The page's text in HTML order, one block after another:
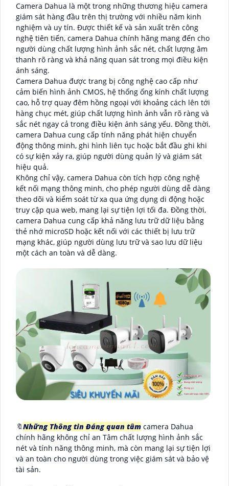
Camera Dahua là một trong những thương hiệu camera
giám sát hàng đầu trên thị trường với nhiều năm kinh
nghiệm và uy tín. Được thiết kế và sản xuất trên công
nghệ tiên tiến, camera Dahua chính hãng mang đến cho
người dùng chất lượng hình ảnh sắc nét, chất lượng âm
thanh rõ ràng và khả năng quan sát trong mọi điều kiện
ánh sáng.
Camera Dahua được trang bị công nghệ cao cấp như
cảm biến hình ảnh CMOS, hệ thống ống kính chất lượng
cao, hỗ trợ quay đêm hồng ngoại với khoảng cách lên tới
hàng chục mét, giúp chất lượng hình ảnh vẫn rõ ràng và
sắc nét ngay cả trong điều kiện ánh sáng yếu. Đồng thời,
camera Dahua cung cấp tính năng phát hiện chuyển
động thông minh, ghi hình liên tục hoặc bắt đầu ghi khi
có sự kiện xảy ra, giúp người dùng quản lý và giám sát
hiệu quả.
Không chỉ vậy, camera Dahua còn tích hợp công nghệ
kết nối mạng thông minh, cho phép người dùng dễ dàng
theo dõi và kiểm soát từ xa qua ứng dụng di động hoặc
truy cập qua web, mang lại sự tiện lợi tối đa. Đồng thời,
camera Dahua cung cấp khả năng lưu trữ dữ liệu bằng
thẻ nhớ microSD hoặc kết nối với các thiết bị lưu trữ
mạng khác, giúp người dùng lưu trữ và sao lưu dữ liệu
một cách an toàn và dễ dàng.
🔖Những Thông tin Đáng quan tâm camera Dahua
chính hãng không chỉ an Tâm chất lượng hình ảnh sắc
nét và tính năng thông minh, mà còn mang lại sự tiện lợi
và an toàn cho người dùng trong việc giám sát và bảo vệ
tài sản.